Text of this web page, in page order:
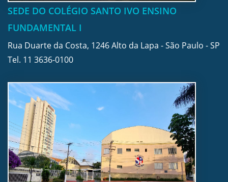
SEDE DO COLÉGIO SANTO IVO ENSINO
FUNDAMENTAL I
Rua Duarte da Costa, 1246 Alto da Lapa - São Paulo - SP
Tel. 11 3636-0100